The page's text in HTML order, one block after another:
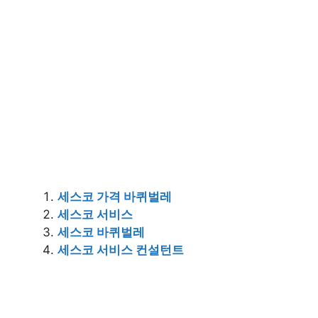
세스코 가격 바퀴벌레
세스코 서비스
세스코 바퀴벌레
세스코 서비스 컨설턴트